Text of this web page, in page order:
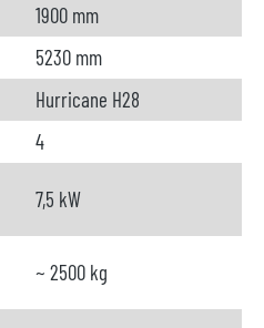
1900 mm
5230 mm
Hurricane H28
4
7,5 kW
~ 2500 kg